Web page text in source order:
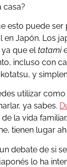
casa?
esto puede ser
en Japón. Los
ya que eltatami
incluso con
y
utilizar
ya sabes.
la vida
tienen lugar
debate de si
lo ha